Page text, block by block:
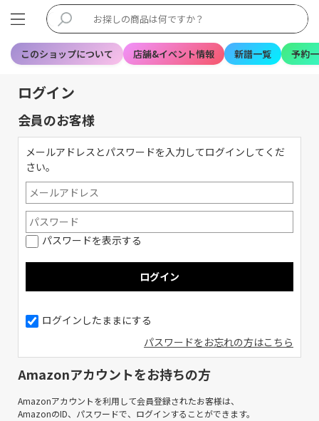
このショップについて 店舗&イベント情報 新譜一覧 予約
ログイン
会員のお客様
メールアドレスとパスワードを入力してログインしてくだ
さい。
パスワードを表示する
ログインしたままにする
パスワードをお忘れの方はこちら
Amazonアカウントをお持ちの方
Amazonアカウントを利用して会員登録されたお客様は、
AmazonのID、パスワードで、ログインすることができます。